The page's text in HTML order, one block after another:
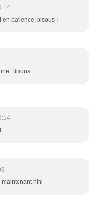
en patience, bisous !
Bisous
maintenant hihi